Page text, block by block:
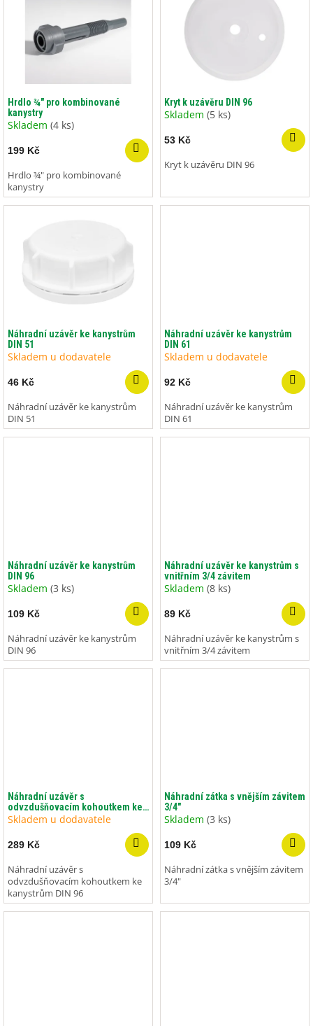
d
u
k
t
Hrdlo ¾" pro kombinované
kanystry
Skladem (4 ks)
199 Kč
Hrdlo ¾" pro kombinované
kanystry
Kryt k uzávěru DIN 96
Skladem (5 ks)
53 Kč
Kryt k uzávěru DIN 96
Náhradní uzávěr ke kanystrům
DIN 51
Skladem u dodavatele
46 Kč
Náhradní uzávěr ke kanystrům
DIN 51
Náhradní uzávěr ke kanystrům
DIN 61
Skladem u dodavatele
92 Kč
Náhradní uzávěr ke kanystrům
DIN 61
Náhradní uzávěr ke kanystrům
DIN 96
Skladem (3 ks)
109 Kč
Náhradní uzávěr ke kanystrům
DIN 96
Náhradní uzávěr ke kanystrům s
vnitřním 3/4 závitem
Skladem (8 ks)
89 Kč
Náhradní uzávěr ke kanystrům s
vnitřním 3/4 závitem
Náhradní uzávěr s
odvzdušňovacím kohoutkem ke
kanystrům DIN 96
Skladem u dodavatele
289 Kč
Náhradní uzávěr s
odvzdušňovacím kohoutkem ke
kanystrům DIN 96
Náhradní zátka s vnějším závitem
3/4"
Skladem (3 ks)
109 Kč
Náhradní zátka s vnějším závitem
3/4"